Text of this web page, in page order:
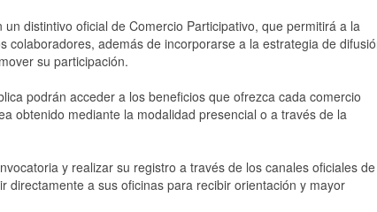
distintivo oficial de Comercio Participativo, que permitirá a la
además de incorporarse a la estrategia de
su participación.
podrán acceder a los beneficios que ofrezca cada comercio
obtenido mediante la modalidad presencial o a través de la
y realizar su registro a través de los canales oficiales
a sus oficinas para recibir orientación y mayor